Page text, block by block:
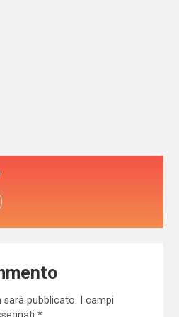
sarà pubblicato.
I campi
*